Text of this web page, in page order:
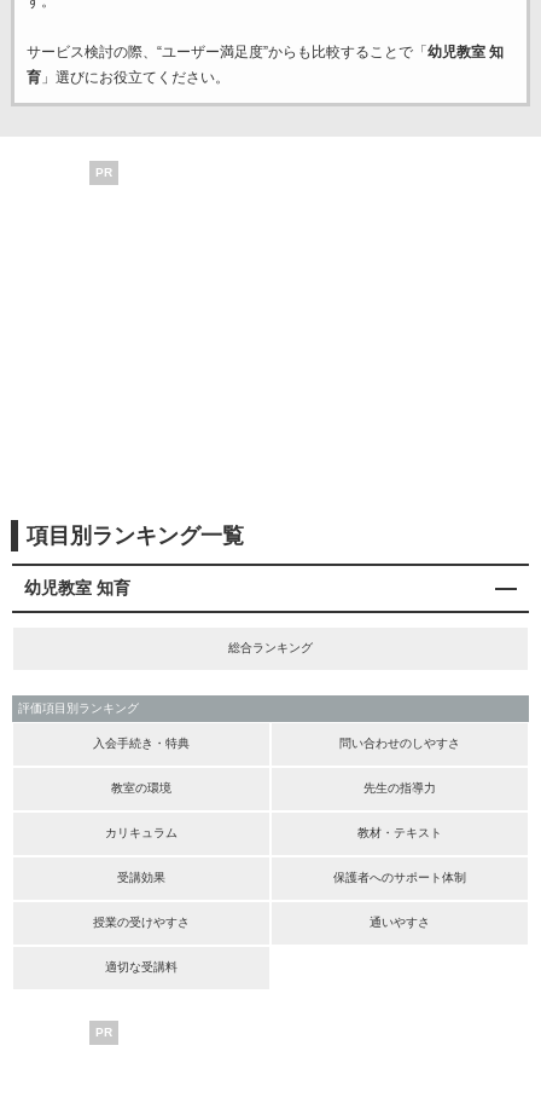
サービス検討の際、“ユーザー満足度”からも比較することで「 幼児教室 知
育」選びにお役立てください。
PR
項目別ランキング一覧
幼児教室 知育
総合ランキング
評価項目別ランキング
入会手続き・特典 問い合わせのしやすさ
教室の環境 先生の指導力
カリキュラム 教材・テキスト
受講効果 保護者へのサポート体制
授業の受けやすさ 通いやすさ
適切な受講料
PR